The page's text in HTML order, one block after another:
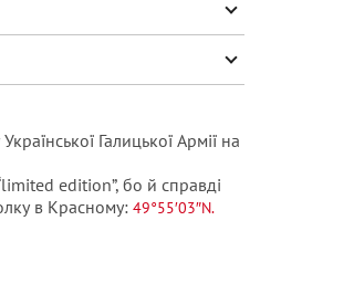
Галицької Армії на
edition”, бо й справді
в Красному: 49°55′03″N.